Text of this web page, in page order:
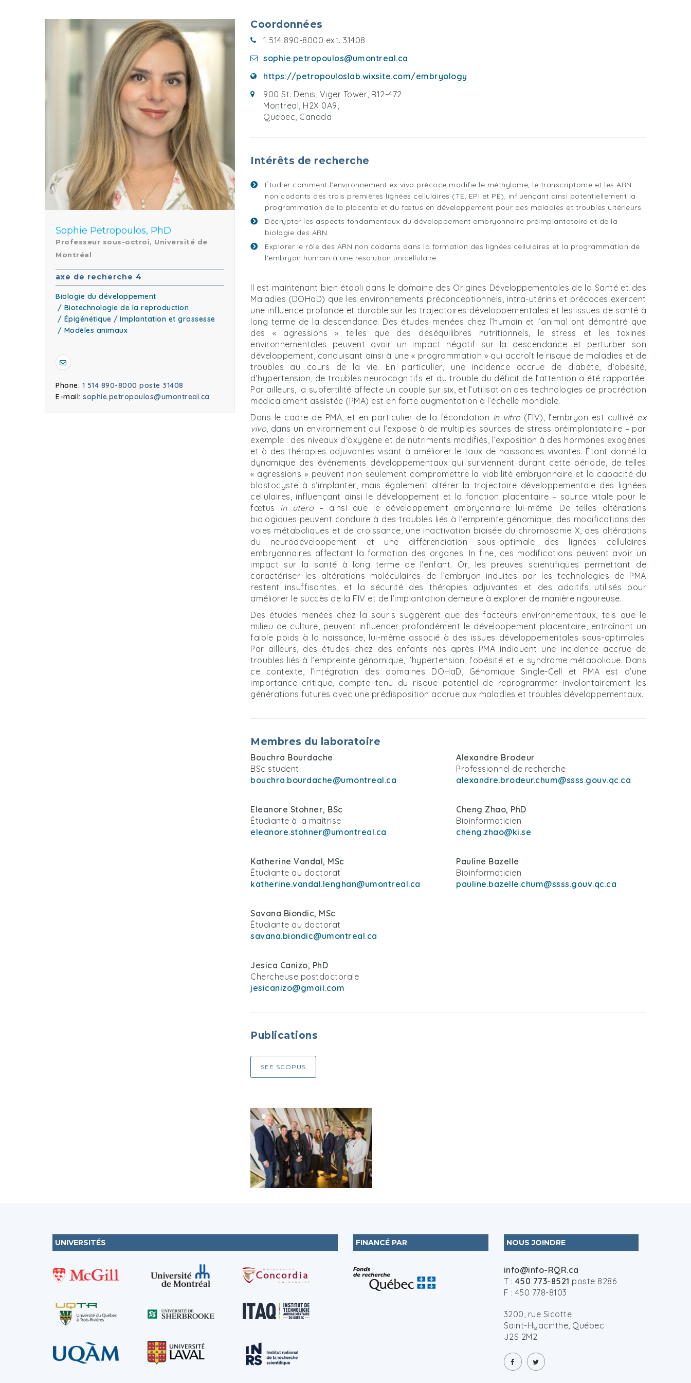
Sophie Petropoulos, PhD
Professeur sous-octroi, Université de
Montréal
axe de recherche 4
Biologie du développement
Biotechnologie de la reproduction
Épigénétique
Implantation et grossesse
Modèles animaux
Phone: 1 514 890-8000 poste 31408
E-mail: sophie.petropoulos@umontreal.ca
Coordonnées
1 514 890-8000 ext. 31408
sophie.petropoulos@umontreal.ca
https://petropouloslab.wixsite.com/embryology
900 St. Denis, Viger Tower, R12-472
Montreal, H2X 0A9,
Quebec, Canada
Intérêts de recherche
Étudier comment l’environnement ex vivo précoce modifie le méthylome, le transcriptome et les ARN
non codants des trois premières lignées cellulaires (TE, EPI et PE), influençant ainsi potentiellement la
programmation de la placenta et du fœtus en développement pour des maladies et troubles ultérieurs.
Décrypter les aspects fondamentaux du développement embryonnaire préimplantatoire et de la
biologie des ARN.
Explorer le rôle des ARN non codants dans la formation des lignées cellulaires et la programmation de
l’embryon humain à une résolution unicellulaire.
Il est maintenant bien établi dans le domaine des Origines Développementales de la Santé et des
Maladies (DOHaD) que les environnements préconceptionnels, intra-utérins et précoces exercent
une influence profonde et durable sur les trajectoires développementales et les issues de santé à
long terme de la descendance. Des études menées chez l’humain et l’animal ont démontré que
des « agressions » telles que des déséquilibres nutritionnels, le stress et les toxines
environnementales peuvent avoir un impact négatif sur la descendance et perturber son
développement, conduisant ainsi à une « programmation » qui accroît le risque de maladies et de
troubles au cours de la vie. En particulier, une incidence accrue de diabète, d’obésité,
d’hypertension, de troubles neurocognitifs et du trouble du déficit de l’attention a été rapportée.
Par ailleurs, la subfertilité affecte un couple sur six, et l’utilisation des technologies de procréation
médicalement assistée (PMA) est en forte augmentation à l’échelle mondiale.
Dans le cadre de PMA, et en particulier de la fécondation in vitro (FIV), l’embryon est cultivé ex
vivo, dans un environnement qui l’expose à de multiples sources de stress préimplantatoire – par
exemple : des niveaux d’oxygène et de nutriments modifiés, l’exposition à des hormones exogènes
et à des thérapies adjuvantes visant à améliorer le taux de naissances vivantes. Étant donné la
dynamique des événements développementaux qui surviennent durant cette période, de telles
« agressions » peuvent non seulement compromettre la viabilité embryonnaire et la capacité du
blastocyste à s’implanter, mais également altérer la trajectoire développementale des lignées
cellulaires, influençant ainsi le développement et la fonction placentaire – source vitale pour le
fœtus in utero – ainsi que le développement embryonnaire lui-même. De telles altérations
biologiques peuvent conduire à des troubles liés à l’empreinte génomique, des modifications des
voies métaboliques et de croissance, une inactivation biaisée du chromosome X, des altérations
du neurodéveloppement et une différenciation sous-optimale des lignées cellulaires
embryonnaires affectant la formation des organes. In fine, ces modifications peuvent avoir un
impact sur la santé à long terme de l’enfant. Or, les preuves scientifiques permettant de
caractériser les altérations moléculaires de l’embryon induites par les technologies de PMA
restent insuffisantes, et la sécurité des thérapies adjuvantes et des additifs utilisés pour
améliorer le succès de la FIV et de l’implantation demeure à explorer de manière rigoureuse.
Des études menées chez la souris suggèrent que des facteurs environnementaux, tels que le
milieu de culture, peuvent influencer profondément le développement placentaire, entraînant un
faible poids à la naissance, lui-même associé à des issues développementales sous-optimales.
Par ailleurs, des études chez des enfants nés après PMA indiquent une incidence accrue de
troubles liés à l’empreinte génomique, l’hypertension, l’obésité et le syndrome métabolique. Dans
ce contexte, l’intégration des domaines DOHaD, Génomique Single-Cell et PMA est d’une
importance critique, compte tenu du risque potentiel de reprogrammer involontairement les
générations futures avec une prédisposition accrue aux maladies et troubles développementaux.
Membres du laboratoire
Bouchra Bourdache
BSc student
bouchra.bourdache@umontreal.ca
Eleanore Stohner, BSc
Étudiante à la maîtrise
eleanore.stohner@umontreal.ca
Katherine Vandal, MSc
Étudiante au doctorat
katherine.vandal.lenghan@umontreal.ca
Savana Biondic, MSc
Étudiante au doctorat
savana.biondic@umontreal.ca
Jesica Canizo, PhD
Chercheuse postdoctorale
jesicanizo@gmail.com
Alexandre Brodeur
Professionnel de recherche
alexandre.brodeur.chum@ssss.gouv.qc.ca
Cheng Zhao, PhD
Bioinformaticien
cheng.zhao@ki.se
Pauline Bazelle
Bioinformaticien
pauline.bazelle.chum@ssss.gouv.qc.ca
Publications
SEE SCOPUS
UNIVERSITÉS FINANCÉ PAR NOUS JOINDRE
info@info-RQR.ca
T : 450 773-8521 poste 8286
F : 450 778-8103
3200, rue Sicotte
Saint-Hyacinthe, Québec
J2S 2M2